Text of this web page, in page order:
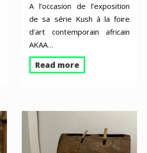
A l’occasion de l’exposition
de sa série Kush à la foire
d’art contemporain africain
AKAA…
Read more